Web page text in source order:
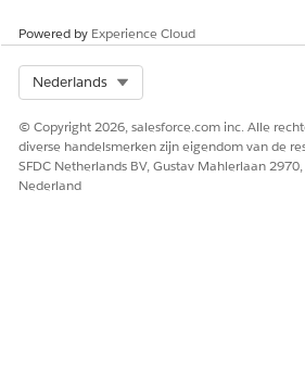
kolom Activumnaam in voor het
bijwerken.Selecteer voor
bovenliggende activum in plaats
SelecteerAnnuleren.
Selecteer de annuleringsdatum
agenda en klik op Indienen.
Powered by Experience Cloud
Nederlands
© Copyright 2026, salesforce.com inc. Alle
diverse handelsmerken zijn eigendom van de
SFDC Netherlands BV, Gustav Mahlerlaan
Nederland